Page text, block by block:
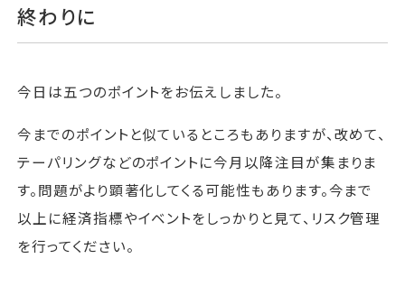
終わりに
今日は五つのポイントをお伝えしました。
今までのポイントと似ているところもありますが、改めて、
テーパリングなどのポイントに今月以降注目が集まりま
す。問題がより顕著化してくる可能性もあります。今まで
以上に経済指標やイベントをしっかりと見て、リスク管理
を行ってください。